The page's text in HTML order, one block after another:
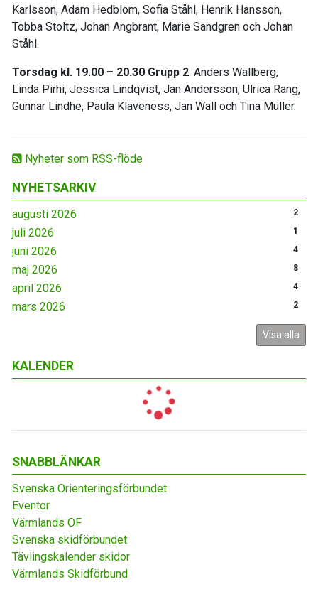
Nyheter som RSS-flöde
NYHETSARKIV
augusti 2026 2
juli 2026 1
juni 2026 4
maj 2026 8
april 2026 4
mars 2026 2
Visa alla
KALENDER
Karlsson, Adam Hedblom, Sofia Ståhl, Henrik Hansson,
Tobba Stoltz, Johan Angbrant, Marie Sandgren och Johan
Ståhl.
Torsdag kl. 19.00 – 20.30 Grupp 2. Anders Wallberg,
Linda Pirhi, Jessica Lindqvist, Jan Andersson, Ulrica Rang,
Gunnar Lindhe, Paula Klaveness, Jan Wall och Tina Müller.
SNABBLÄNKAR
Svenska Orienteringsförbundet
Eventor
Värmlands OF
Svenska skidförbundet
Tävlingskalender skidor
Värmlands Skidförbund